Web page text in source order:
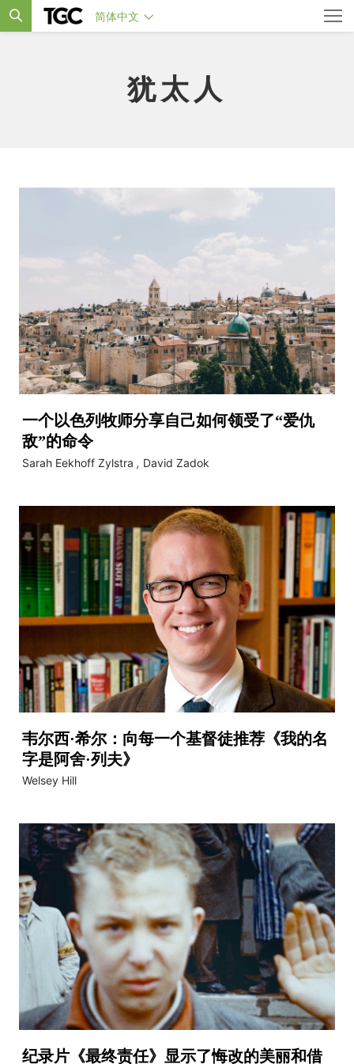
简体中文
犹太人
一个以色列牧师分享自己如何领受了“爱仇
敌”的命令
Sarah Eekhoff Zylstra , David Zadok
韦尔西·希尔：向每一个基督徒推荐《我的名
字是阿舍·列夫》
Welsey Hill
纪录片《最终责任》显示了悔改的美丽和借